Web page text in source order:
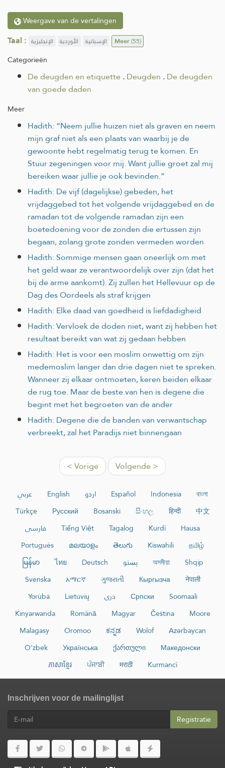
Weergave van de vertalingen
Taal : الإنجليزية الأوردية الإسبانية Meer(55)
Categorieën
De deugden en etiquette .Deugden .De deugden
van goede daden
Meer
Hadith: “Neem jullie huizen niet als graven en neem
mijn graf niet als een plaats van waarbij je de
gewoonte hebt regelmatig terug te komen. En
Stuur zegeningen voor mij. Want jullie groet zal mij
bereiken waar jullie je ook bevinden.”
Hadith: De vijf (dagelijkse) gebeden, het
vrijdaggebed tot het volgende vrijdaggebed en de
ramadan tot de volgende ramadan zijn een
boetedoening voor de zonden die ertussen zijn
begaan, zolang grote zonden vermeden worden
Hadith: Sommige mensen gaan oneerlijk om met
het geld waar ze verantwoordelijk over zijn (dat het
bij de arme aankomt). Zij zullen het Hellevuur op de
Dag des Oordeels als straf krijgen
Hadith: Elke daad van goedheid is liefdadigheid
Hadith: Vervloek de doden niet, want zij hebben het
resultaat bereikt van wat zij gedaan hebben
Hadith: Het is voor een moslim onwettig om zijn
medemoslim langer dan drie dagen niet te spreken.
Wanneer zij elkaar ontmoeten, keren beiden elkaar
de rug toe. Maar de beste van hen is degene die
begint met het begroeten van de ander
Hadith: Degene die de banden van verwantschap
verbreekt, zal het Paradijs niet binnengaan
< Vorige Volgende >
عربي English اردو Español Indonesia
বাংলা
Türkçe
Русский Bosanski සිංහල हिन्दी
中文
فارسی
Tiếng Việt Tagalog Kurdî
Hausa
Português
മലയാളം తెలుగు Kiswahili
தமிழ்
မြန်မာ
ไทย Deutsch پښتو অসমীয়া
Shqip
Svenska
አማርኛ ગુજરાતી Кыргызча
नेपाली
Yorùbá
Lietuvių دری Српски
Soomaali
Kinyarwanda
Română Magyar Čeština
Moore
Malagasy
Oromoo ಕನ್ನಡ Wolof
Azərbaycan
O‘zbek
Українська ქართული
Македонски
ភាសាខ្មែរ
ਪੰਜਾਬੀ मराठी Kurmancî
Inschrijven voor de mailinglijst
Registratie